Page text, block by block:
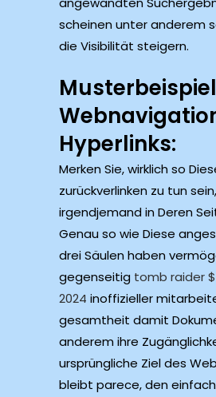
scheinen unter anderem
die Visibilität steigern.
Hyperlinks:
Merken Sie, wirklich so
zurückverlinken zu tun
irgendjemand in Deren
Genau so wie Diese
drei Säulen haben
gegenseitig tomb raider $
2024 inoffizieller
gesamtheit damit
anderem ihre
ursprüngliche Ziel des
bleibt parece, den